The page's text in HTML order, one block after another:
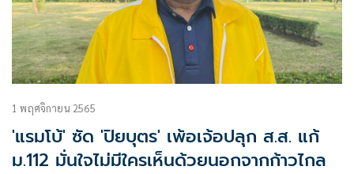
1 พฤศจิกายน 2565
'แรมโบ้' ซัด 'ปิยบุตร' เพ้อเจ้อปลุก ส.ส. แก้
ม.112 มั่นใจไม่มีใครเห็นด้วยนอกจากก้าวไกล